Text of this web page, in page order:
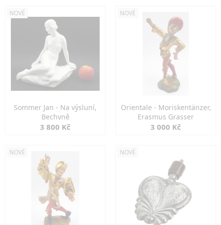
NOVÉ
Sommer Jan - Na výsluní,
Bechyně
3 800 Kč
NOVÉ
Orientale - Moriskentänzer,
Erasmus Grasser
3 000 Kč
NOVÉ NOVÉ